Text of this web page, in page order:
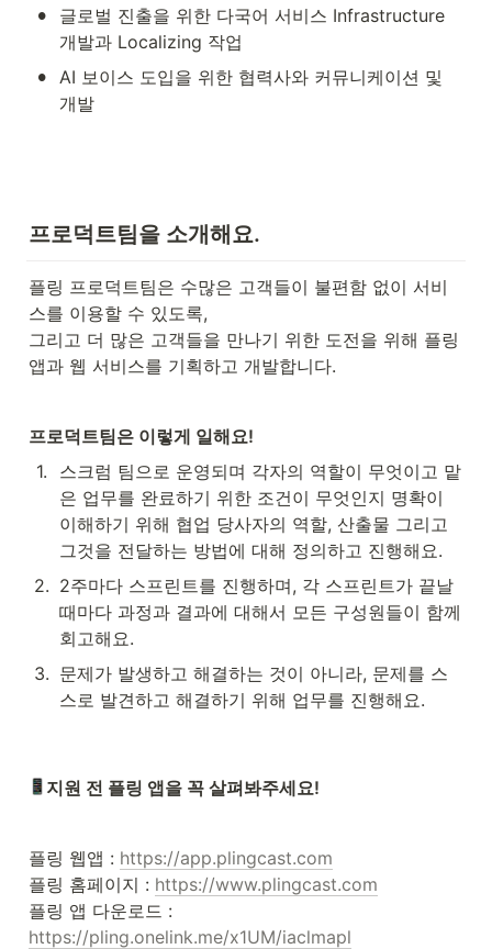
•
글로벌 진출을 위한 다국어 서비스 Infrastructure
개발과 Localizing 작업
• AI 보이스 도입을 위한 협력사와 커뮤니케이션 및
개발
프로덕트팀을 소개해요.
플링 프로덕트팀은 수많은 고객들이 불편함 없이 서비
스를 이용할 수 있도록,
그리고 더 많은 고객들을 만나기 위한 도전을 위해 플링
앱과 웹 서비스를 기획하고 개발합니다.
프로덕트팀은 이렇게 일해요!
1.
스크럼 팀으로 운영되며 각자의 역할이 무엇이고 맡
은 업무를 완료하기 위한 조건이 무엇인지 명확이
이해하기 위해 협업 당사자의 역할, 산출물 그리고
그것을 전달하는 방법에 대해 정의하고 진행해요.
2. 2주마다 스프린트를 진행하며, 각 스프린트가 끝날
때마다 과정과 결과에 대해서 모든 구성원들이 함께
회고해요.
3. 문제가 발생하고 해결하는 것이 아니라, 문제를 스
스로 발견하고 해결하기 위해 업무를 진행해요.
지원 전 플링 앱을 꼭 살펴봐주세요!
플링 웹앱 : https://app.plingcast.com
플링 홈페이지 : https://www.plingcast.com
https://pling.onelink.me/x1UM/iaclmapl